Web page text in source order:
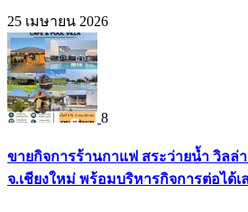
25 เมษายน 2026
8
ขายกิจการร้านกาแฟ สระว่ายน้ำ วิลล่
จ.เชียงใหม่ พร้อมบริหารกิจการต่อได้เล